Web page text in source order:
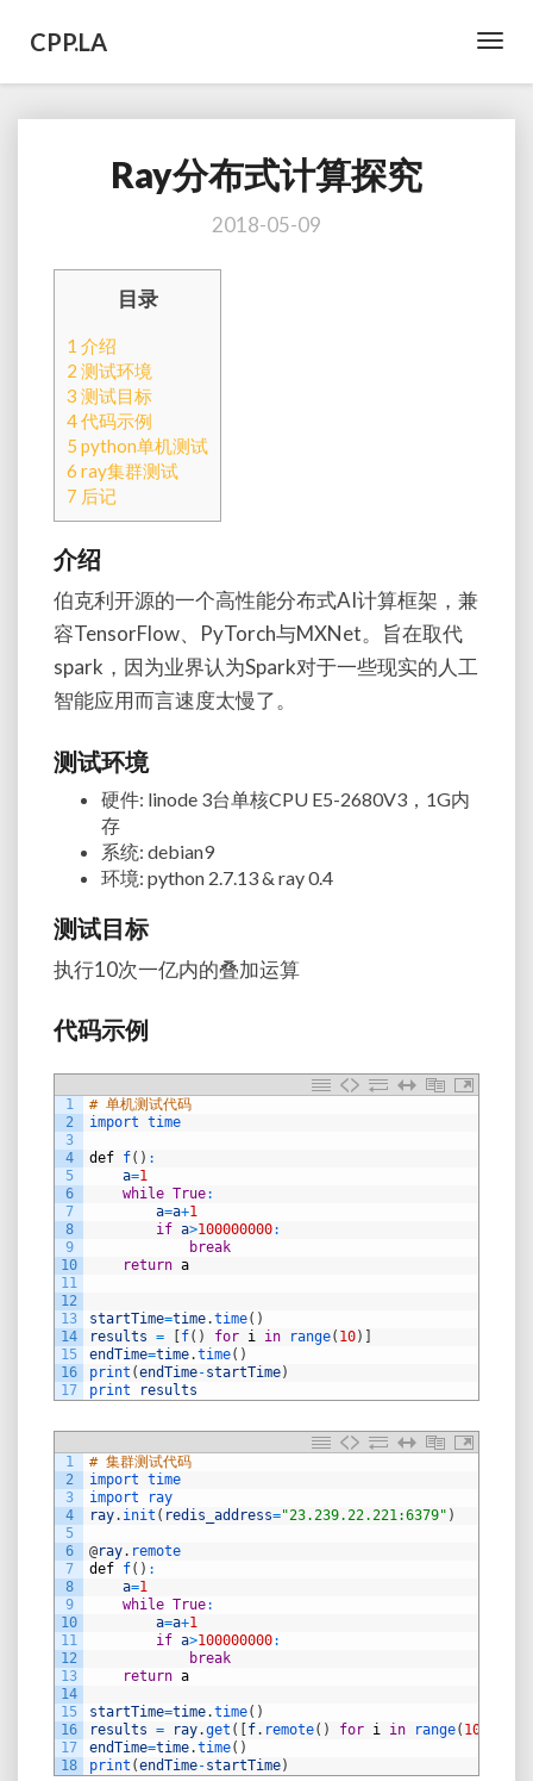
CPP.LA
Ray
分
布
Ray分布式计算探究
2018-05-09
目录
1 介绍
2 测试环境
3 测试目标
4代码示例
5 python单机测试
6 ray集群测试
7 后记
介绍
伯克利开源的一个高性能分布式AI计算框架，兼
容TensorFlow、PyTorch与MXNet。旨在取代
spark，因为业界认为Spark对于一些现实的人工
智能应用而言速度太慢了。
测试环境
硬件: linode 3台单核CPU E5-2680V3，1G内
存
系统: debian9
环境: python 2.7.13 & ray 0.4
测试目标
执行10次一亿内的叠加运算
代码示例
1
2
3
4
5
6
7
8
9
10
11
12
13
14
15
16
17
# 单机测试代码
import time
def f( ) :
a=1
while True:
a=a+1
if a>100000000:
break
return a
startTime=time.time( )
results = [f( ) for i in range( 10) ]
endTime=time.time( )
print (endTime-startTime)
print
results
1
2
3
4
5
6
7
8
9
10
11
12
13
14
15
16
17
18
# 集群测试代码
import time
import
ray
ray. init ( redis_address="23.239.22.221:6379" )
@ray. remote
def f( ) :
a=1
while True:
a=a+1
if a>100000000:
break
return a
startTime=time.time( )
results = ray.get ( f. remote( ) for i in range( 10
endTime=time.time( )
print (endTime-startTime)